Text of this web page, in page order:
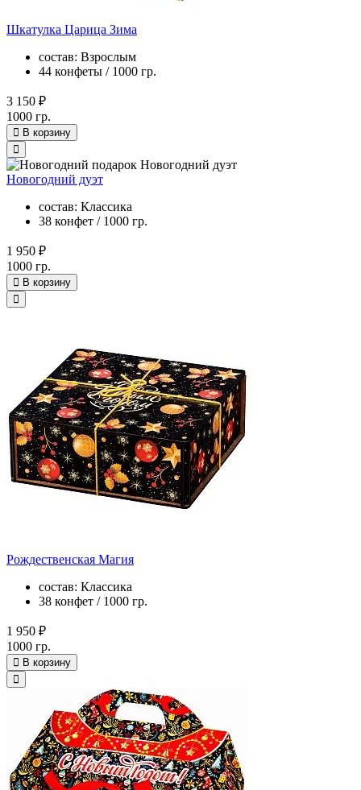
Шкатулка Царица Зима
состав: Взрослым
44 конфеты / 1000 гр.
3 150 ₽
1000 гр.
В корзину
Новогодний дуэт
состав: Классика
38 конфет / 1000 гр.
1 950 ₽
1000 гр.
В корзину
Рождественская Магия
состав: Классика
38 конфет / 1000 гр.
1 950 ₽
1000 гр.
В корзину